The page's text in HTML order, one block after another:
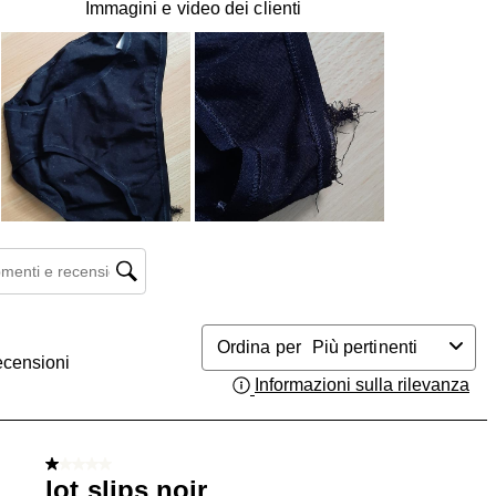
Immagini e video dei clienti
e ricerca delle recensioni
Ordina per
Più pertinenti
Informazioni sulla rilevanza
1 su 5 stelle.
lot slips noir